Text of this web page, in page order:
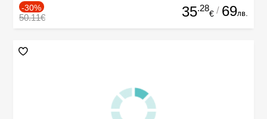
-30%
50.11€ 35.28
€ / 69лв.